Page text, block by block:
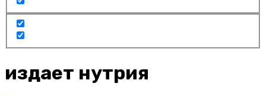
издает нутрия